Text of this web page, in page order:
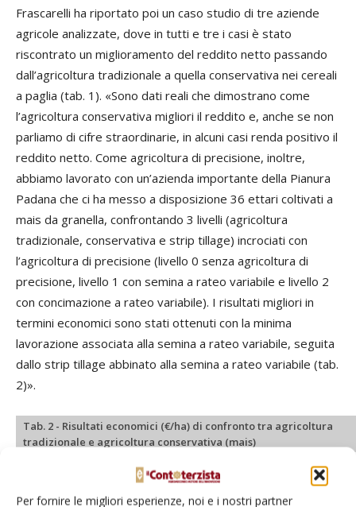
Per fornire le migliori esperienze, noi e i nostri partner
Frascarelli ha riportato poi un caso studio di tre aziende
agricole analizzate, dove in tutti e tre i casi è stato
riscontrato un miglioramento del reddito netto passando
dall’agricoltura tradizionale a quella conservativa nei cereali
a paglia (tab. 1). «Sono dati reali che dimostrano come
l’agricoltura conservativa migliori il reddito e, anche se non
parliamo di cifre straordinarie, in alcuni casi renda positivo il
reddito netto. Come agricoltura di precisione, inoltre,
abbiamo lavorato con un’azienda importante della Pianura
Padana che ci ha messo a disposizione 36 ettari coltivati a
mais da granella, confrontando 3 livelli (agricoltura
tradizionale, conservativa e strip tillage) incrociati con
l’agricoltura di precisione (livello 0 senza agricoltura di
precisione, livello 1 con semina a rateo variabile e livello 2
con concimazione a rateo variabile). I risultati migliori in
termini economici sono stati ottenuti con la minima
lavorazione associata alla semina a rateo variabile, seguita
dallo strip tillage abbinato alla semina a rateo variabile (tab.
2)».
Tab. 2 - Risultati economici (€/ha) di confronto tra agricoltura
tradizionale e agricoltura conservativa (mais)
1
0
Produzione